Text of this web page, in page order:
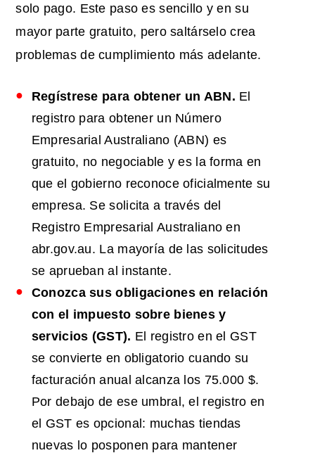
solo pago. Este paso es sencillo y en su
mayor parte gratuito, pero saltárselo crea
problemas de cumplimiento más adelante.
Regístrese para obtener un ABN. El
registro para obtener un Número
Empresarial Australiano (ABN) es
gratuito, no negociable y es la forma en
que el gobierno reconoce oficialmente su
empresa. Se solicita a través del
Registro Empresarial Australiano en
abr.gov.au. La mayoría de las solicitudes
se aprueban al instante.
Conozca sus obligaciones en relación
con el impuesto sobre bienes y
servicios (GST). El registro en el GST
se convierte en obligatorio cuando su
facturación anual alcanza los 75.000 $.
Por debajo de ese umbral, el registro en
el GST es opcional: muchas tiendas
nuevas lo posponen para mantener